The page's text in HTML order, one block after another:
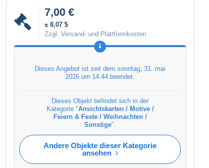
7,00 €
± 8,07 $
Zzgl. Versand- und Plattformkosten
Dieses Angebot ist seit dem sonntag, 31. mai
2026 um 14:44 beendet.
Dieses Objekt befindet sich in der
Kategorie "Ansichtskarten / Motive /
Feiern & Feste / Weihnachten /
Sonstige".
Andere Objekte dieser Kategorie
ansehen